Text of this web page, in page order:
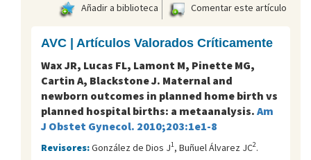
Añadir a biblioteca
Comentar este artículo
AVC | Artículos Valorados Críticamente
Wax JR, Lucas FL, Lamont M, Pinette MG,
Cartin A, Blackstone J. Maternal and
newborn outcomes in planned home birth vs
planned hospital births: a metaanalysis. Am
J Obstet Gynecol. 2010;203:1e1-8
Revisores:González de Dios J1, Buñuel Álvarez JC2.